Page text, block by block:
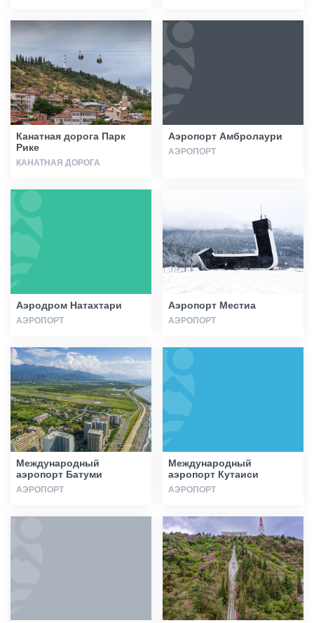
Канатная дорога Парк
Рике
КАНАТНАЯ ДОРОГА
Аэропорт Амбролаури
АЭРОПОРТ
Аэродром Натахтари
АЭРОПОРТ
Аэропорт Местиа
АЭРОПОРТ
Международный
аэропорт Батуми
АЭРОПОРТ
Международный
аэропорт Кутаиси
АЭРОПОРТ